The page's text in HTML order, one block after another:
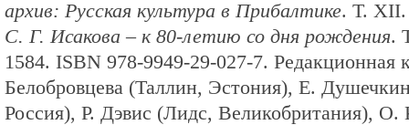
архив: Русская культура в Прибалтике. Т.
С. Г. Исакова – к 80-летию со дня рождения.
1584. ISBN 978-9949-29-027-7. Редакционная
Белобровцева (Таллин, Эстония), Е.
Россия), Р. Дэвис (Лидс, Великобритания), О.